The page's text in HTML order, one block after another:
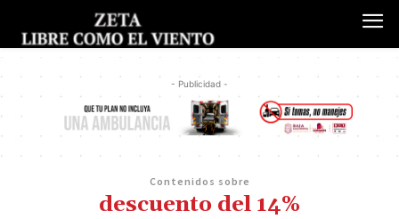
- Publicidad -
Contenidos sobre
descuento del 14%